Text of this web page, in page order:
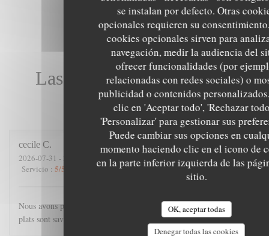
se instalan por defecto. Otras
opcionales requieren su
cookies opcionales sirven para
navegación, medir la audiencia del
ofrecer funcionalidades (por
relacionadas con redes sociales) o
publicidad o contenidos
clic en 'Aceptar todo', 'Rechazar
'Personalizar' para gestionar sus
Puede cambiar sus opciones en
momento haciendo clic en el icono de
en la parte inferior izquierda de las
sitio.
OK, aceptar todas
Denegar todas las cookies
Las opiniones de nuestros
clientes
cecile C
2026-07-31 - 21:00 - Invitados 4
Servicio : 5/5 Ambiente: 4/5 Menú: 5/5 Calidad / Precio:5/5
Nous avons passé une excellente soirée. Accueil chaleureux, les
plats sont savoureux, et copieux.